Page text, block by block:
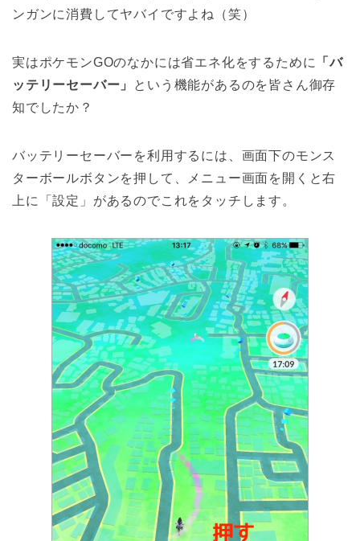
ンガンに消費してヤバイですよね（笑）
実はポケモンGOのなかには省エネ化をするために
「バ
ッテリーセーバー」
という機能があるのを皆さん御存
知でしたか？
バッテリーセーバーを利用するには、画面下のモンス
ターボールボタンを押して、メニュー画面を開くと右
上に「設定」があるのでこれをタッチします。